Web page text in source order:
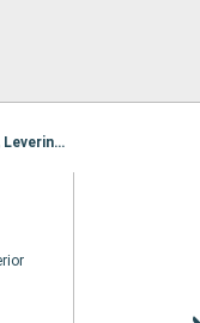
Itinerario : Oporto, Regua, Pinhão, Vega Terron, Barca d Alva, Senhora da Ribeira, Ferradosa, Folgosa, Leverinho, Oporto